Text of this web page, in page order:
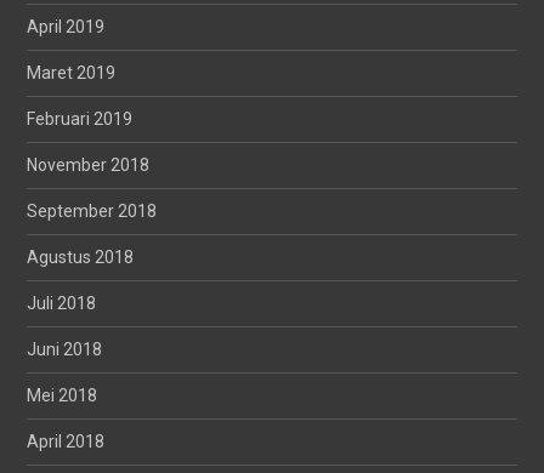
April 2019
Maret 2019
Februari 2019
November 2018
September 2018
Agustus 2018
Juli 2018
Juni 2018
Mei 2018
April 2018